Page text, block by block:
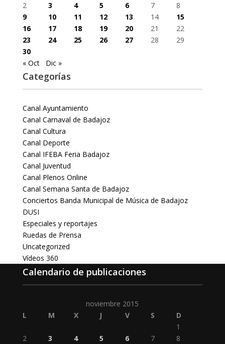
2
3 4 5 6 7
8
9
10 11 12 13 14
15
16
17 18 19 20 21
22
23
24 25 26 27 28
29
30
« Oct
Dic »
Categorías
Canal Ayuntamiento
Canal Carnaval de Badajoz
Canal Cultura
Canal Deporte
Canal IFEBA Feria Badajoz
Canal Juventud
Canal Plenos Online
Canal Semana Santa de Badajoz
Conciertos Banda Municipal de Música de Badajoz
DUSI
Especiales y reportajes
Ruedas de Prensa
Uncategorized
Vídeos 360
Calendario de publicaciones
noviembre 2015
L
M X J V S
D
1
2
3 4 5 6 7
8